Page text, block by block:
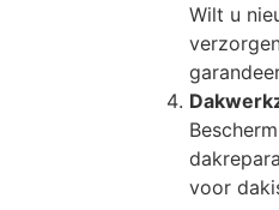
Wilt u
voor